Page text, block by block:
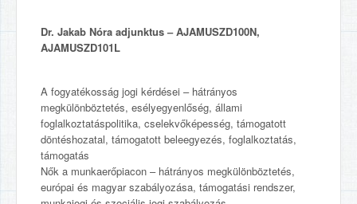
Dr. Jakab Nóra adjunktus – AJAMUSZD100N,
AJAMUSZD101L
A fogyatékosság jogi kérdései – hátrányos
megkülönböztetés, esélyegyenlőség, állami
foglalkoztatáspolitika, cselekvőképesség, támogatott
döntéshozatal, támogatott beleegyezés, foglalkoztatás,
támogatás
Nők a munkaerőpiacon – hátrányos megkülönböztetés,
európai és magyar szabályozása, támogatási rendszer,